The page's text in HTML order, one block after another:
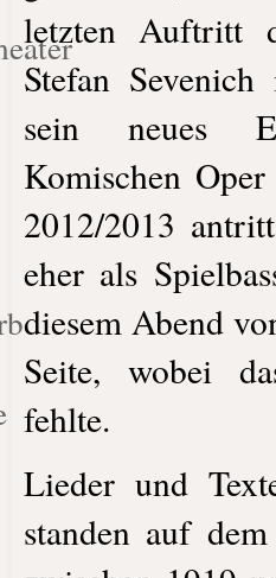
letzten Auftritt
Stefan
sein neues
Komischen
2012/2013
eher als
diesem Abend
Seite, wobei
fehlte.
Lieder und
standen auf